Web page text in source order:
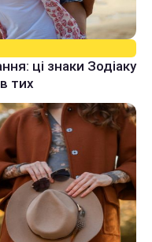
ці знаки Зодіаку
тих